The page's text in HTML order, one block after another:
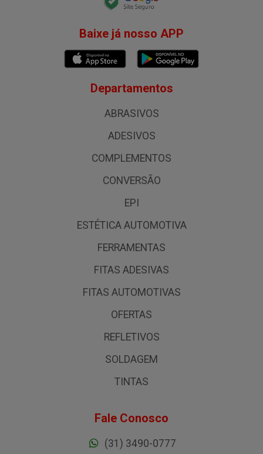
Baixe já nosso APP
Departamentos
ABRASIVOS
ADESIVOS
COMPLEMENTOS
CONVERSÃO
EPI
ESTÉTICA AUTOMOTIVA
FERRAMENTAS
FITAS ADESIVAS
FITAS AUTOMOTIVAS
OFERTAS
REFLETIVOS
SOLDAGEM
TINTAS
Fale Conosco
(31) 3490-0777